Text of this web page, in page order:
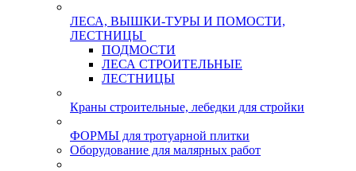
ЛЕСА, ВЫШКИ-ТУРЫ И ПОМОСТИ,
ЛЕСТНИЦЫ
ПОДМОСТИ
ЛЕСА СТРОИТЕЛЬНЫЕ
ЛЕСТНИЦЫ
Краны строительные, лебедки для стройки
ФОРМЫ для тротуарной плитки
Оборудование для малярных работ